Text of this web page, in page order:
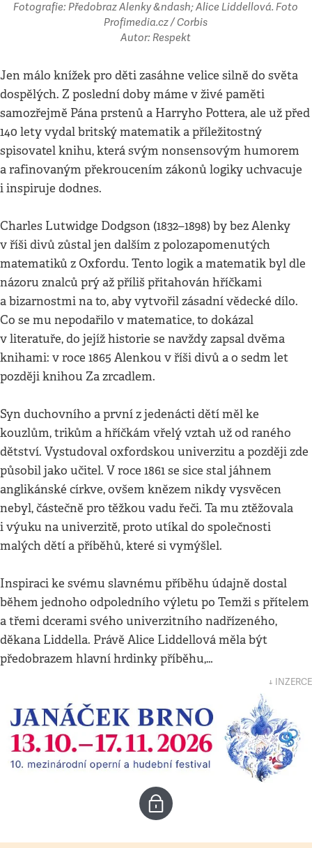
Fotografie: Předobraz Alenky &ndash; Alice Liddellová. Foto
Profimedia.cz / Corbis
Autor: Respekt
Jen málo knížek pro děti zasáhne velice silně do světa
dospělých. Z poslední doby máme v živé paměti
samozřejmě Pána prstenů a Harryho Pottera, ale už před
140 lety vydal britský matematik a příležitostný
spisovatel knihu, která svým nonsensovým humorem
a rafinovaným překroucením zákonů logiky uchvacuje
i inspiruje dodnes.
Charles Lutwidge Dodgson (1832–1898) by bez Alenky
v říši divů zůstal jen dalším z polozapomenutých
matematiků z Oxfordu. Tento logik a matematik byl dle
názoru znalců prý až příliš přitahován hříčkami
a bizarnostmi na to, aby vytvořil zásadní vědecké dílo.
Co se mu nepodařilo v matematice, to dokázal
v literatuře, do jejíž historie se navždy zapsal dvěma
knihami: v roce 1865 Alenkou v říši divů a o sedm let
později knihou Za zrcadlem.
Syn duchovního a první z jedenácti dětí měl ke
kouzlům, trikům a hříčkám vřelý vztah už od raného
dětství. Vystudoval oxfordskou univerzitu a později zde
působil jako učitel. V roce 1861 se sice stal jáhnem
anglikánské církve, ovšem knězem nikdy vysvěcen
nebyl, částečně pro těžkou vadu řeči. Ta mu ztěžovala
i výuku na univerzitě, proto utíkal do společnosti
malých dětí a příběhů, které si vymýšlel.
Inspiraci ke svému slavnému příběhu údajně dostal
během jednoho odpoledního výletu po Temži s přítelem
a třemi dcerami svého univerzitního nadřízeného,
děkana Liddella. Právě Alice Liddellová měla být
předobrazem hlavní hrdinky příběhu,…
↓ INZERCE